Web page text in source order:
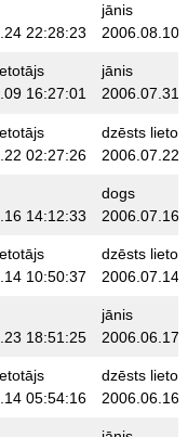
22:28:23
jānis
2006.08.10
16:27:01
jānis
2006.07.31
02:27:26
dzēsts
2006.07.22
14:12:33
dogs
2006.07.16
10:50:37
dzēsts
2006.07.14
18:51:25
jānis
2006.06.17
05:54:16
dzēsts
2006.06.16